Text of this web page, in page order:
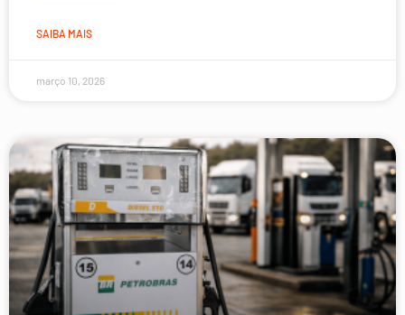
SAIBA MAIS
março 10, 2026